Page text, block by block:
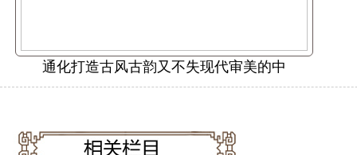
通化打造古风古韵又不失现代审美的中